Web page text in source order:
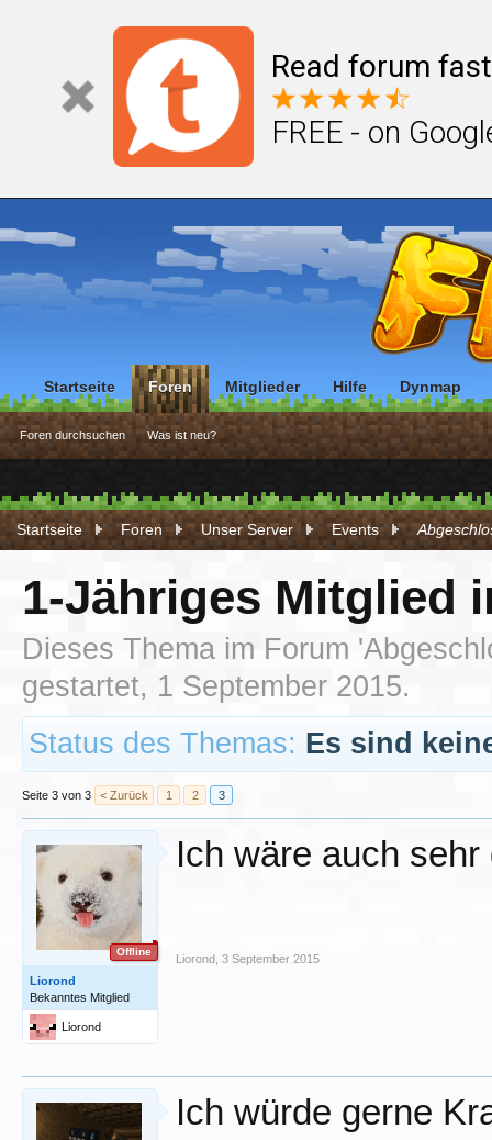
Read forum
FREE - on
Startseite Foren Unser Server Events
1-Jähriges Mitglied
Dieses Thema im Forum '
gestartet, 1 September 2015.
Status des Themas: Es sind
Seite 3 von 3 < Zurück 1 2 3
Offline
Liorond
Bekanntes Mitglied
Liorond
Ich wäre auch
Liorond 3 September 2015
Ich würde gerne
Startseite Foren
Foren durchsuchen Was ist neu?
Mitglieder Hilfe Dynmap